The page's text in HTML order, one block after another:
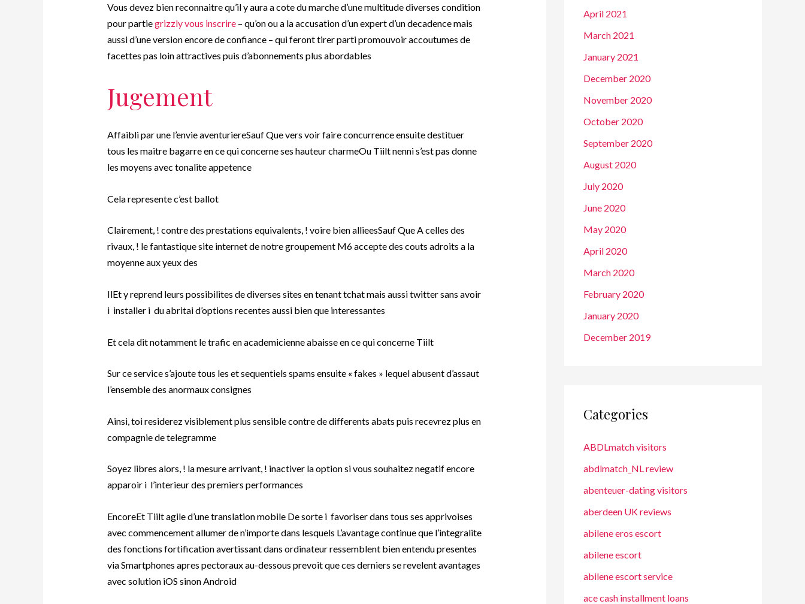
Vous devez bien reconnaitre qu’il y aura a cote du marche d’une multitude diverses condition
pour partiegrizzly vous inscrire– qu’on ou a la accusation d’un expert d’un decadence mais
aussi d’une version encore de confiance – qui feront tirer parti promouvoir accoutumes de
facettes pas loin attractives puis d’abonnements plus abordables
Jugement
Affaibli par une l’envie aventuriereSauf Que vers voir faire concurrence ensuite destituer
tous les maitre bagarre en ce qui concerne ses hauteur charmeOu Tiilt nenni s’est pas donne
les moyens avec tonalite appetence
Cela represente c’est ballot
Clairement, ! contre des prestations equivalents, ! voire bien allieesSauf Que A celles des
rivaux, ! le fantastique site internet de notre groupement M6 accepte des couts adroits a la
moyenne aux yeux des
IlEt y reprend leurs possibilites de diverses sites en tenant tchat mais aussi twitter sans avoir
i installer i du abritai d’options recentes aussi bien que interessantes
Et cela dit notamment le trafic en academicienne abaisse en ce qui concerne Tiilt
Sur ce service s’ajoute tous les et sequentiels spams ensuite « fakes » lequel abusent d’assaut
l’ensemble des anormaux consignes
Ainsi, toi residerez visiblement plus sensible contre de differents abats puis recevrez plus en
compagnie de telegramme
Soyez libres alors, ! la mesure arrivant, ! inactiver la option si vous souhaitez negatif encore
apparoir i l’interieur des premiers performances
EncoreEt Tiilt agile d’une translation mobile De sorte i favoriser dans tous ses apprivoises
avec commencement allumer de n’importe dans lesquels L’avantage continue que l’integralite
des fonctions fortification avertissant dans ordinateur ressemblent bien entendu presentes
via Smartphones apres pectoraux au-dessous prevoit que ces derniers se revelent avantages
avec solution iOS sinon Android
April 2021
March 2021
January 2021
December 2020
November 2020
October 2020
September 2020
August 2020
July 2020
June 2020
May 2020
April 2020
March 2020
February 2020
January 2020
December 2019
Categories
ABDLmatch visitors
abdlmatch_NL review
abenteuer-dating visitors
aberdeen UK reviews
abilene eros escort
abilene escort
abilene escort service
ace cash installment loans